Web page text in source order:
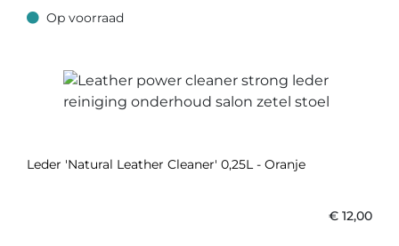
Op voorraad
Op voorraad
Leder 'Natural Leather Cleaner' 0,25L - Oranje
€ 12,00